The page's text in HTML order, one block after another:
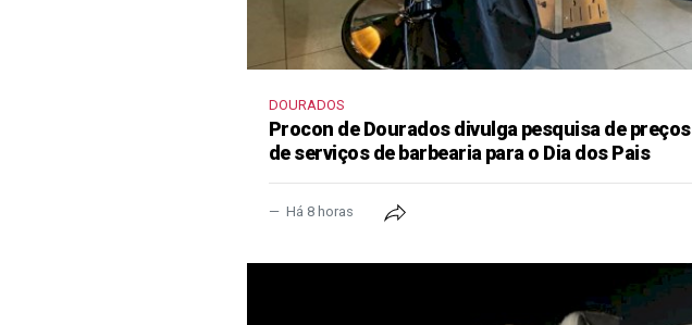
DOURADOS
Procon de Dourados divulga pesquisa de preços
de serviços de barbearia para o Dia dos Pais
Há 8 horas